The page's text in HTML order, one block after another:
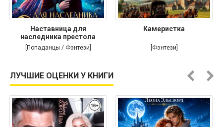
Наставница для
наследника престола
[Попаданцы / Фэнтези]
Камеристка
[Фэнтези]
ЛУЧШИЕ ОЦЕНКИ У КНИГИ